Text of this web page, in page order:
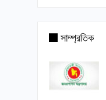
সাম্প্রতিক